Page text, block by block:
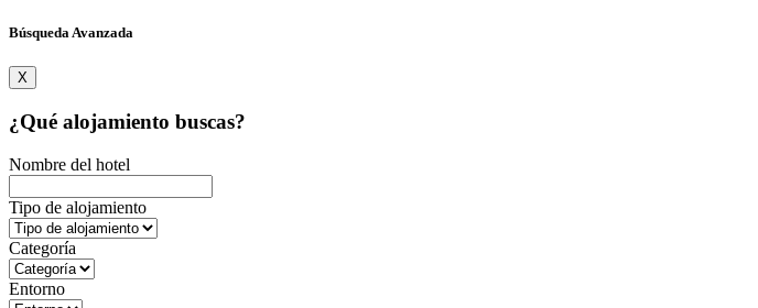
Búsqueda Avanzada
X
¿Qué alojamiento buscas?
Nombre del hotel
Tipo de alojamiento
Categoría
Entorno